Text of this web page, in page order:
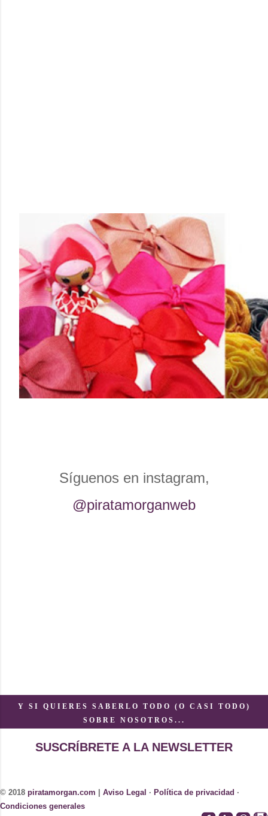
Síguenos en instagram,
@piratamorganweb
Y SI QUIERES SABERLO TODO (O CASI TODO)
SOBRE NOSOTROS...
SUSCRÍBRETE A LA NEWSLETTER
© 2018 piratamorgan.com Aviso Legal · Política de privacidad ·
Condiciones generales